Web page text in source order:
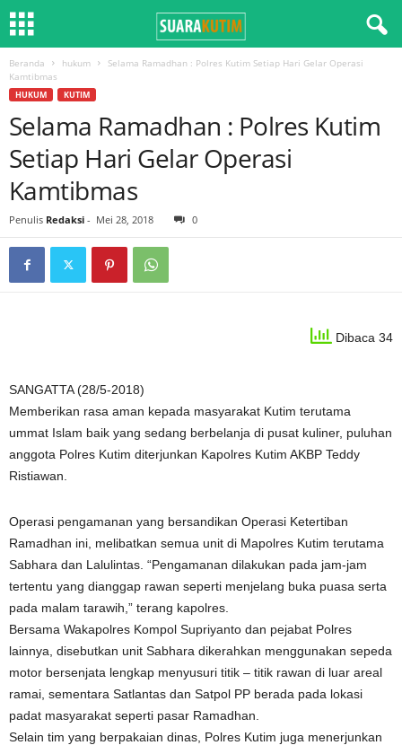
Beranda hukum
Selama Ramadhan : Polres Kutim Setiap Hari Gelar Operasi
Kamtibmas
HUKUM KUTIM
Selama Ramadhan : Polres Kutim
Setiap Hari Gelar Operasi
Kamtibmas
Penulis Redaksi - Mei 28, 2018 0
Dibaca 34
SANGATTA (28/5-2018)
Memberikan rasa aman kepada masyarakat Kutim terutama
ummat Islam baik yang sedang berbelanja di pusat kuliner, puluhan
anggota Polres Kutim diterjunkan Kapolres Kutim AKBP Teddy
Ristiawan.
Operasi pengamanan yang bersandikan Operasi Ketertiban
Ramadhan ini, melibatkan semua unit di Mapolres Kutim terutama
Sabhara dan Lalulintas. “Pengamanan dilakukan pada jam-jam
tertentu yang dianggap rawan seperti menjelang buka puasa serta
pada malam tarawih,” terang kapolres.
Bersama Wakapolres Kompol Supriyanto dan pejabat Polres
lainnya, disebutkan unit Sabhara dikerahkan menggunakan sepeda
motor bersenjata lengkap menyusuri titik – titik rawan di luar areal
ramai, sementara Satlantas dan Satpol PP berada pada lokasi
padat masyarakat seperti pasar Ramadhan.
Selain tim yang berpakaian dinas, Polres Kutim juga menerjunkan